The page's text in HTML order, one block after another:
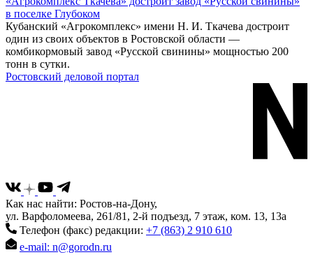
в поселке Глубоком
Кубанский «Агрокомплекс» имени Н. И. Ткачева достроит
один из своих объектов в Ростовской области —
комбикормовый завод «Русской свинины» мощностью 200
тонн в сутки.
Ростовский деловой портал
Как нас найти: Ростов-на-Дону,
ул. Варфоломеева, 261/81, 2-й подъезд, 7 этаж, ком. 13, 13а
Телефон (факс) редакции: +7 (863) 2 910 610
e-mail: n@gorodn.ru